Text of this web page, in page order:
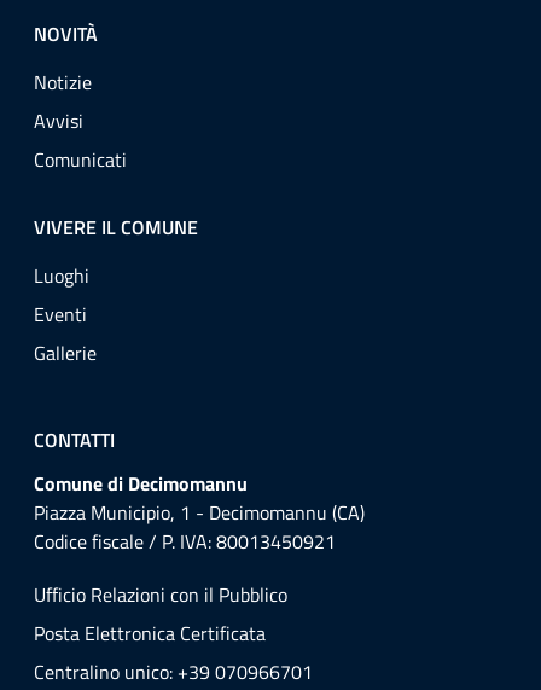
NOVITÀ
Notizie
Avvisi
Comunicati
VIVERE IL COMUNE
Luoghi
Eventi
Gallerie
CONTATTI
Comune di Decimomannu
Piazza Municipio, 1 - Decimomannu (CA)
Codice fiscale / P. IVA: 80013450921
Ufficio Relazioni con il Pubblico
Posta Elettronica Certificata
Centralino unico: +39 070966701